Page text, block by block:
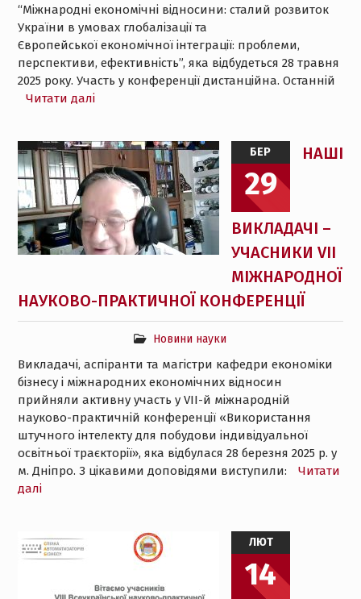
“Міжнародні економічні відносини: сталий розвиток
України в умовах глобалізації та
Європейської економічної інтеграції: проблеми,
перспективи, ефективність”, яка відбудеться 28 травня
2025 року. Участь у конференції дистанційна. Останній
Читати далі
БЕР
29
НАШІ
ВИКЛАДАЧІ –
УЧАСНИКИ VII
МІЖНАРОДНОЇ
НАУКОВО-ПРАКТИЧНОЇ КОНФЕРЕНЦІЇ
Новини науки
Викладачі, аспіранти та магістри кафедри економіки
бізнесу і міжнародних економічних відносин
прийняли активну участь у VII-й міжнародній
науково-практичній конференції «Використання
штучного інтелекту для побудови індивідуальної
освітньої траєкторії», яка відбулася 28 березня 2025 р. у
м. Дніпро. З цікавими доповідями виступили:
Читати
далі
ЛЮТ
14